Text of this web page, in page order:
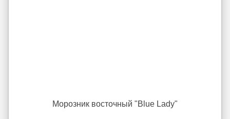
Морозник восточный "Blue Lady"